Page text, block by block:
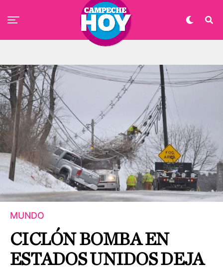
MUNDO
CICLÓN BOMBA EN
ESTADOS UNIDOS DEJA